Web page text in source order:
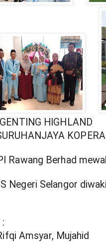
HIGHLAND
Rawang Berhad
Negeri Selangor
Amsyar, Mujahid